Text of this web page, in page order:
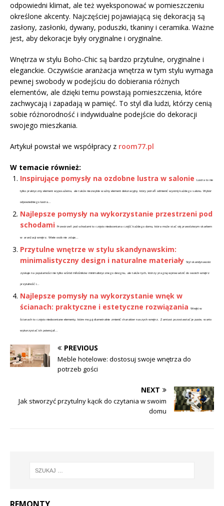
odpowiedni klimat, ale też wyeksponować w pomieszczeniu
określone akcenty. Najczęściej pojawiającą się dekoracją są
zasłony, zasłonki, dywany, poduszki, tkaniny i ceramika. Ważne
jest, aby dekoracje były oryginalne i oryginalne.
Wnętrza w stylu Boho-Chic są bardzo przytulne, oryginalne i
eleganckie. Oczywiście aranżacja wnętrza w tym stylu wymaga
pewnej swobody w podejściu do dobierania różnych
elementów, ale dzięki temu powstają pomieszczenia, które
zachwycają i zapadają w pamięć. To styl dla ludzi, którzy cenią
sobie różnorodność i indywidualne podejście do dekoracji
swojego mieszkania.
Artykuł powstał we współpracy z room77.pl
W temacie również:
Inspirujące pomysły na ozdobne lustra w salonie
Lustra to nie
tylko praktyczny element wyposażenia, ale także niezwykle ważny element dekoracyjny, który potrafi odmienić wystrój każdego salonu. Wybór
odpowiedniego lustra...
Najlepsze pomysły na wykorzystanie przestrzeni pod
schodami
Przestrzeń pod schodami to często niedoceniana część każdego domu, która może stać się prawdziwym skarbem
w aranżacji wnętrz. Wiele osób nie zdaje...
Przytulne wnętrze w stylu skandynawskim:
minimalistyczny design i naturalne materiały Styl skandynawski
zyskuje na popularności nie tylko wśród miłośników minimalistycznego designu, ale także tych, którzy pragną wprowadzić do swoich wnętrz
przytulność i...
Najlepsze pomysły na wykorzystanie wnęk w
ścianach: praktyczne i estetyczne rozwiązania
Wnęki w
ścianach to często niedoceniane elementy, które mogą diametralnie zmienić charakter naszych wnętrz. Zamiast pozostawiać je puste, warto
wykorzystać ich potencjał...
PREVIOUS
Meble hotelowe: dostosuj swoje wnętrza do
potrzeb gości
NEXT
Jak stworzyć przytulny kącik do czytania w swoim
domu